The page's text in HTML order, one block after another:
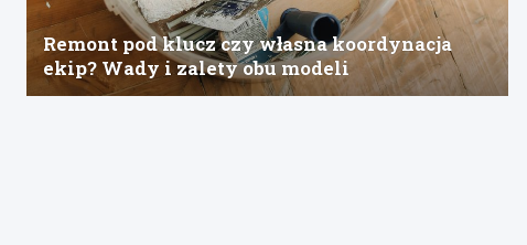
Remont pod klucz czy własna koordynacja
ekip? Wady i zalety obu modeli